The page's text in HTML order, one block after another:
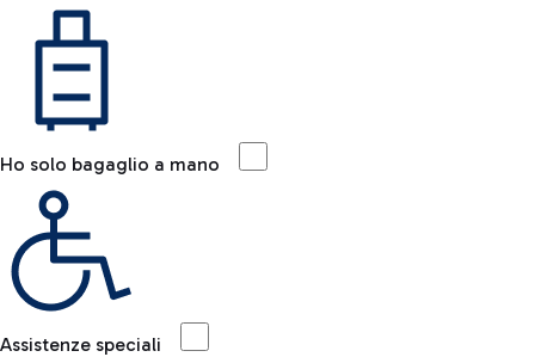
Ho solo bagaglio a mano
Assistenze speciali